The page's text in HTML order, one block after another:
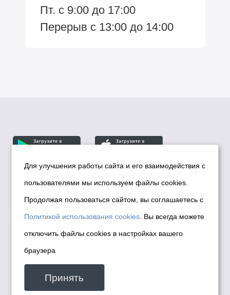
Пт. с 9:00 до 17:00
Перерыв с 13:00 до 14:00
© Департамент информационной политики мэрии
города Новосибирска, 2026
Политика использования Cookies
Политика по обработке персональных
данных в информационных системах
мэрии города Новосибирска
Техническая поддержка сайта -
malinchukvl@mail.ru
Для улучшения работы сайта и его взаимодействия с
пользователями мы используем файлы cookies.
Продолжая пользоваться сайтом, вы соглашаетесь с
Политикой использования cookies . Вы всегда можете
отключить файлы cookies в настройках вашего
браузера
Принять